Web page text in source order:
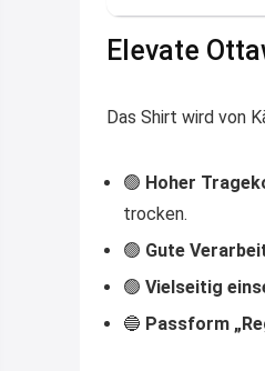
Elevate
Das Shirt wird von
🟢 Hoher
trocken.
🟢 Gute
🟢 Vielseitig
🔵 Passform